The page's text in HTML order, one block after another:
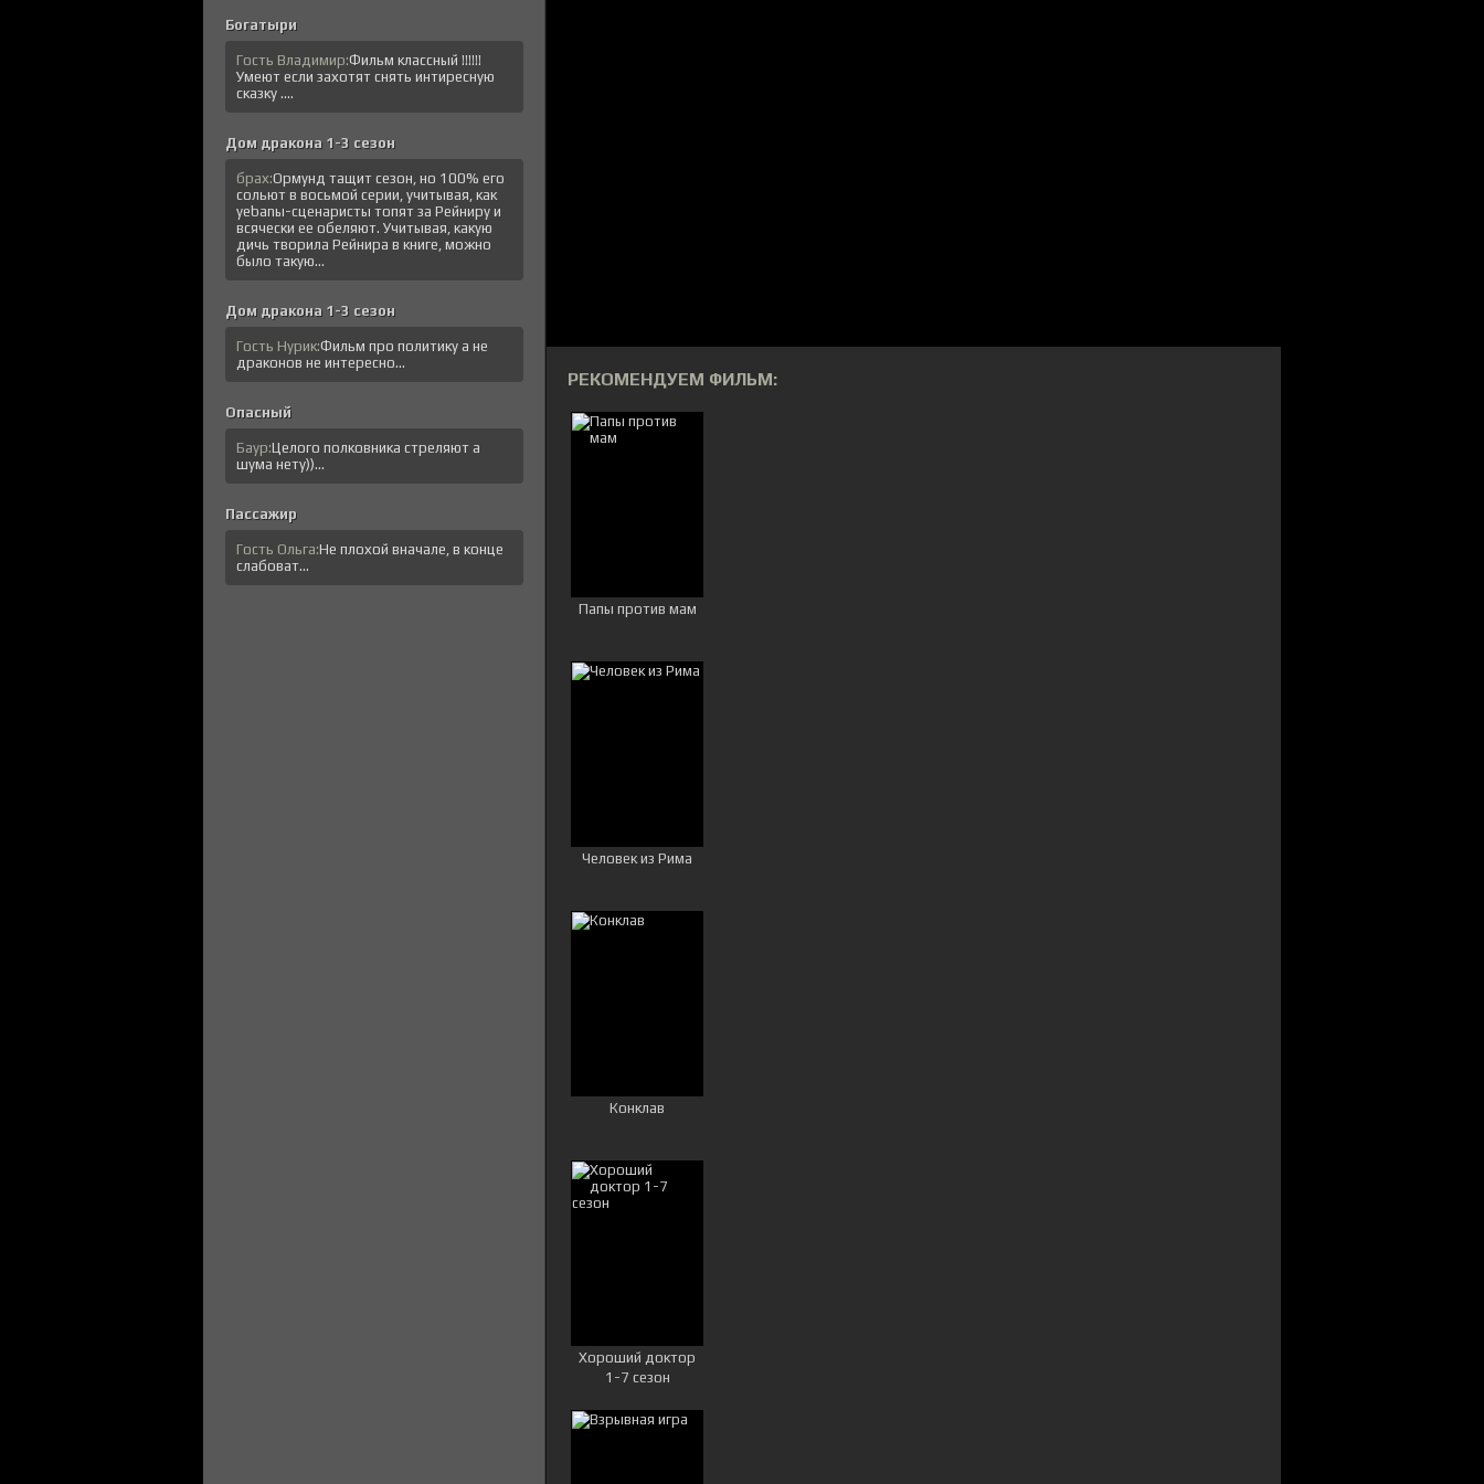
РЕКОМЕНДУЕМ ФИЛЬМ:
Папы против мам
Человек из Рима
Конклав
Хороший доктор
1-7 сезон
Богатыри
Гость Владимир:Фильм классный !!!!!!
Умеют если захотят снять интиресную
сказку ....
Дом дракона 1-3 сезон
брах:Ормунд тащит сезон, но 100% его
сольют в восьмой серии, учитывая, как
уеbanы-сценаристы топят за Рейниру и
всячески ее обеляют. Учитывая, какую
дичь творила Рейнира в книге, можно
было такую...
Дом дракона 1-3 сезон
Гость Нурик:Фильм про политику а не
драконов не интересно...
Опасный
Баур:Целого полковника стреляют а
шума нету))...
Пассажир
Гость Ольга:Не плохой вначале, в конце
слабоват...